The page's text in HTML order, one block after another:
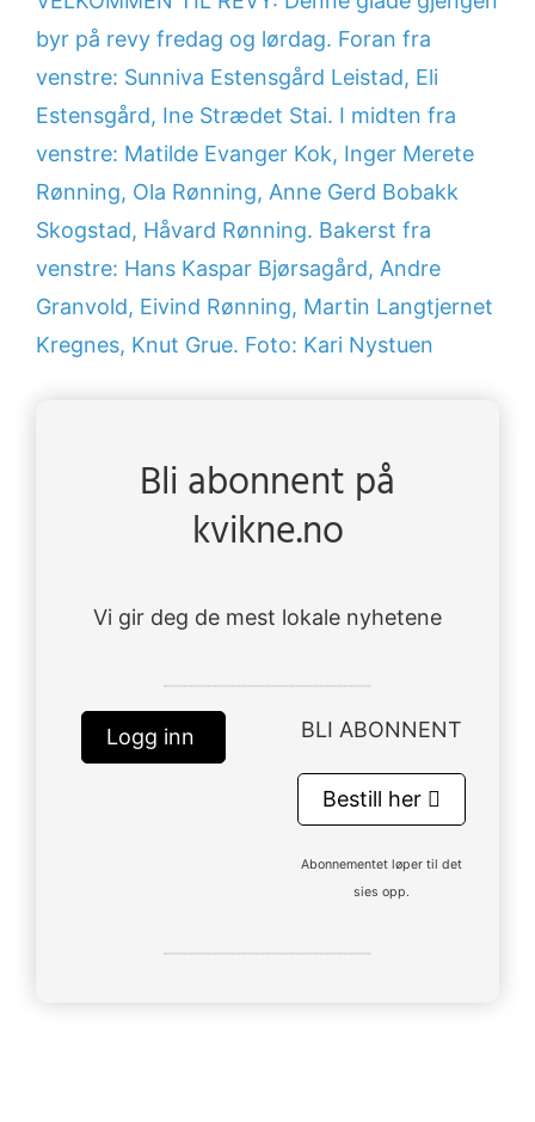
byr på revy fredag og lørdag. Foran fra
venstre: Sunniva Estensgård Leistad, Eli
Estensgård, Ine Strædet Stai. I midten fra
venstre: Matilde Evanger Kok, Inger Merete
Rønning, Ola Rønning, Anne Gerd Bobakk
Skogstad, Håvard Rønning. Bakerst fra
venstre: Hans Kaspar Bjørsagård, Andre
Granvold, Eivind Rønning, Martin Langtjernet
Kregnes, Knut Grue. Foto: Kari Nystuen
Bli abonnent på
kvikne.no
Vi gir deg de mest lokale nyhetene
Logg inn BLI ABONNENT
Bestill her
Abonnementet løper til det
sies opp.